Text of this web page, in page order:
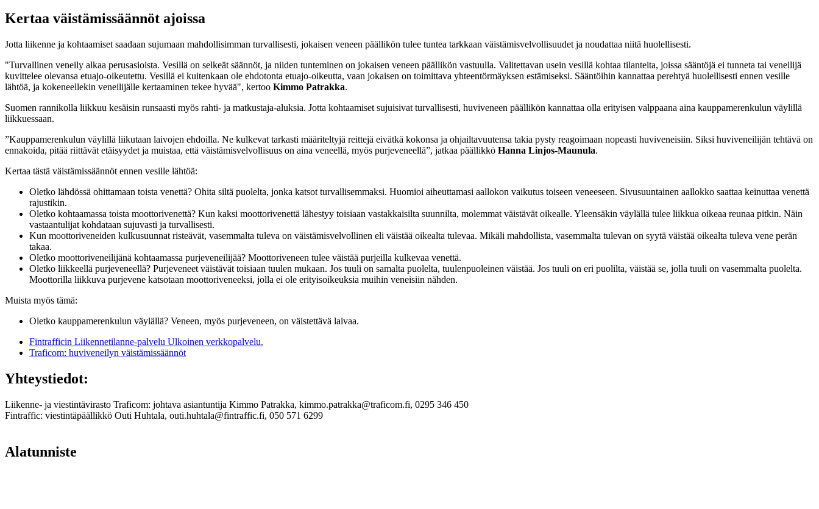
Kertaa väistämissäännöt ajoissa
Jotta liikenne ja kohtaamiset saadaan sujumaan mahdollisimman turvallisesti, jokaisen veneen päällikön tulee tuntea tarkkaan väistämisvelvollisuudet ja noudattaa niitä huolellisesti.
"Turvallinen veneily alkaa perusasioista. Vesillä on selkeät säännöt, ja niiden tunteminen on jokaisen veneen päällikön vastuulla. Valitettavan usein vesillä kohtaa tilanteita, joissa sääntöjä ei tunneta tai veneilijä
kuvittelee olevansa etuajo-oikeutettu. Vesillä ei kuitenkaan ole ehdotonta etuajo-oikeutta, vaan jokaisen on toimittava yhteentörmäyksen estämiseksi. Sääntöihin kannattaa perehtyä huolellisesti ennen vesille
lähtöä, ja kokeneellekin veneilijälle kertaaminen tekee hyvää", kertoo Kimmo Patrakka.
Suomen rannikolla liikkuu kesäisin runsaasti myös rahti- ja matkustaja-aluksia. Jotta kohtaamiset sujuisivat turvallisesti, huviveneen päällikön kannattaa olla erityisen valppaana aina kauppamerenkulun väylillä
liikkuessaan.
”Kauppamerenkulun väylillä liikutaan laivojen ehdoilla. Ne kulkevat tarkasti määriteltyjä reittejä eivätkä kokonsa ja ohjailtavuutensa takia pysty reagoimaan nopeasti huviveneisiin. Siksi huviveneilijän tehtävä on
ennakoida, pitää riittävät etäisyydet ja muistaa, että väistämisvelvollisuus on aina veneellä, myös purjeveneellä”, jatkaa päällikkö Hanna Linjos-Maunula.
Kertaa tästä väistämissäännöt ennen vesille lähtöä:
Oletko lähdössä ohittamaan toista venettä? Ohita siltä puolelta, jonka katsot turvallisemmaksi. Huomioi aiheuttamasi aallokon vaikutus toiseen veneeseen. Sivusuuntainen aallokko saattaa keinuttaa venettä
rajustikin.
Oletko kohtaamassa toista moottorivenettä? Kun kaksi moottorivenettä lähestyy toisiaan vastakkaisilta suunnilta, molemmat väistävät oikealle. Yleensäkin väylällä tulee liikkua oikeaa reunaa pitkin. Näin
vastaantulijat kohdataan sujuvasti ja turvallisesti.
Kun moottoriveneiden kulkusuunnat risteävät, vasemmalta tuleva on väistämisvelvollinen eli väistää oikealta tulevaa. Mikäli mahdollista, vasemmalta tulevan on syytä väistää oikealta tuleva vene perän
takaa.
Oletko moottoriveneilijänä kohtaamassa purjeveneilijää? Moottoriveneen tulee väistää purjeilla kulkevaa venettä.
Oletko liikkeellä purjeveneellä? Purjeveneet väistävät toisiaan tuulen mukaan. Jos tuuli on samalta puolelta, tuulenpuoleinen väistää. Jos tuuli on eri puolilta, väistää se, jolla tuuli on vasemmalta puolelta.
Moottorilla liikkuva purjevene katsotaan moottoriveneeksi, jolla ei ole erityisoikeuksia muihin veneisiin nähden.
Muista myös tämä:
Oletko kauppamerenkulun väylällä? Veneen, myös purjeveneen, on väistettävä laivaa.
Fintrafficin Liikennetilanne-palvelu Ulkoinen verkkopalvelu.
Traficom: huviveneilyn väistämissäännöt
Yhteystiedot:
Liikenne- ja viestintävirasto Traficom: johtava asiantuntija Kimmo Patrakka, kimmo.patrakka@traficom.fi, 0295 346 450
Fintraffic: viestintäpäällikkö Outi Huhtala, outi.huhtala@fintraffic.fi, 050 571 6299
Alatunniste